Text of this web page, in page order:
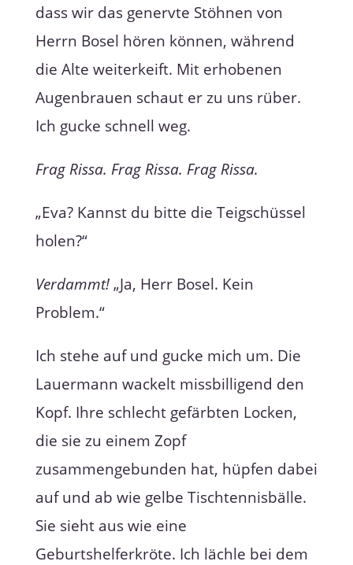
dass wir das genervte Stöhnen von
Herrn Bosel hören können, während
die Alte weiterkeift. Mit erhobenen
Augenbrauen schaut er zu uns rüber.
Ich gucke schnell weg.
Frag Rissa. Frag Rissa. Frag Rissa.
„Eva? Kannst du bitte die Teigschüssel
holen?“
Verdammt!„Ja, Herr Bosel. Kein
Problem.“
Ich stehe auf und gucke mich um. Die
Lauermann wackelt missbilligend den
Kopf. Ihre schlecht gefärbten Locken,
die sie zu einem Zopf
zusammengebunden hat, hüpfen dabei
auf und ab wie gelbe Tischtennisbälle.
Sie sieht aus wie eine
Geburtshelferkröte. Ich lächle bei dem